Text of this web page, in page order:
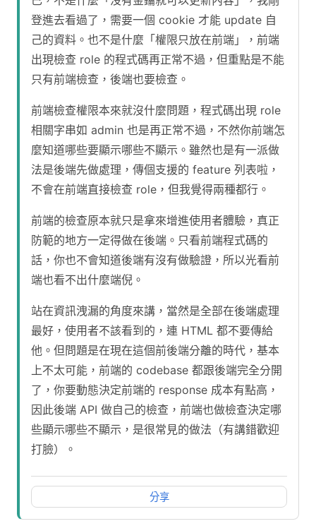
登進去看過了，需要一個 cookie 才能 update 自
己的資料。也不是什麼「權限只放在前端」，前端
出現檢查 role 的程式碼再正常不過，但重點是不能
只有前端檢查，後端也要檢查。
前端檢查權限本來就沒什麼問題，程式碼出現 role
相關字串如 admin 也是再正常不過，不然你前端怎
麼知道哪些要顯示哪些不顯示。雖然也是有一派做
法是後端先做處理，傳個支援的 feature 列表啦，
不會在前端直接檢查 role，但我覺得兩種都行。
前端的檢查原本就只是拿來增進使用者體驗，真正
防範的地方一定得做在後端。只看前端程式碼的
話，你也不會知道後端有沒有做驗證，所以光看前
端也看不出什麼端倪。
站在資訊洩漏的角度來講，當然是全部在後端處理
最好，使用者不該看到的，連 HTML 都不要傳給
他。但問題是在現在這個前後端分離的時代，基本
上不太可能，前端的 codebase 都跟後端完全分開
了，你要動態決定前端的 response 成本有點高，
因此後端 API 做自己的檢查，前端也做檢查決定哪
些顯示哪些不顯示，是很常見的做法（有講錯歡迎
打臉）。
分享